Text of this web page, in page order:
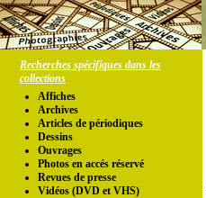
Recherches spécifiques dans les
collections
Affiches
Archives
Articles de périodiques
Dessins
Ouvrages
Photos en accés réservé
Revues de presse
Vidéos (DVD et VHS)